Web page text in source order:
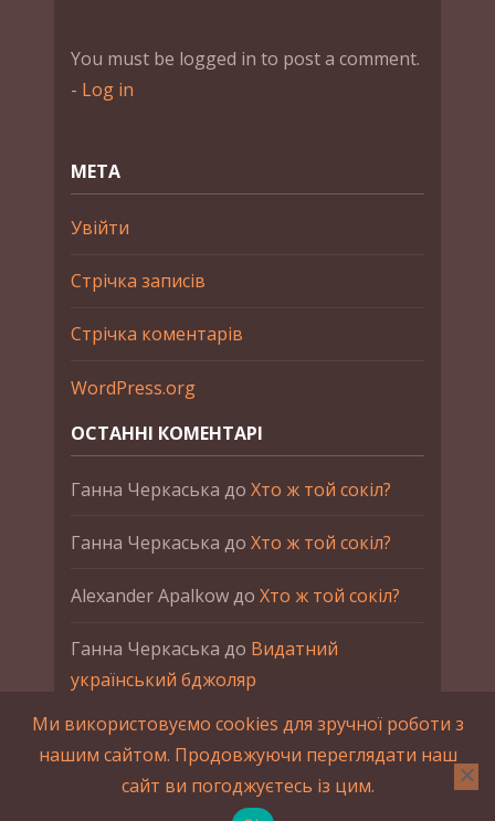
You must be logged in to post a comment.
- Log in
МЕТА
Увійти
Стрічка записів
Стрічка коментарів
WordPress.org
ОСТАННІ КОМЕНТАРІ
Ганна Черкаська до Хто ж той сокіл?
Ганна Черкаська до Хто ж той сокіл?
Alexander Apalkowдо Хто ж той сокіл?
Ганна Черкаська до Видатний
український бджоляр
Ганна ЧеркаськадоПетро Франко
2015-2023 © UAHistory Всі права застережено.
При використанні матеріалів сайта обов'язкове
Ми використовуємо cookies для зручної роботи з
нашим сайтом. Продовжуючи переглядати наш
сайт ви погоджуєтесь із цим.